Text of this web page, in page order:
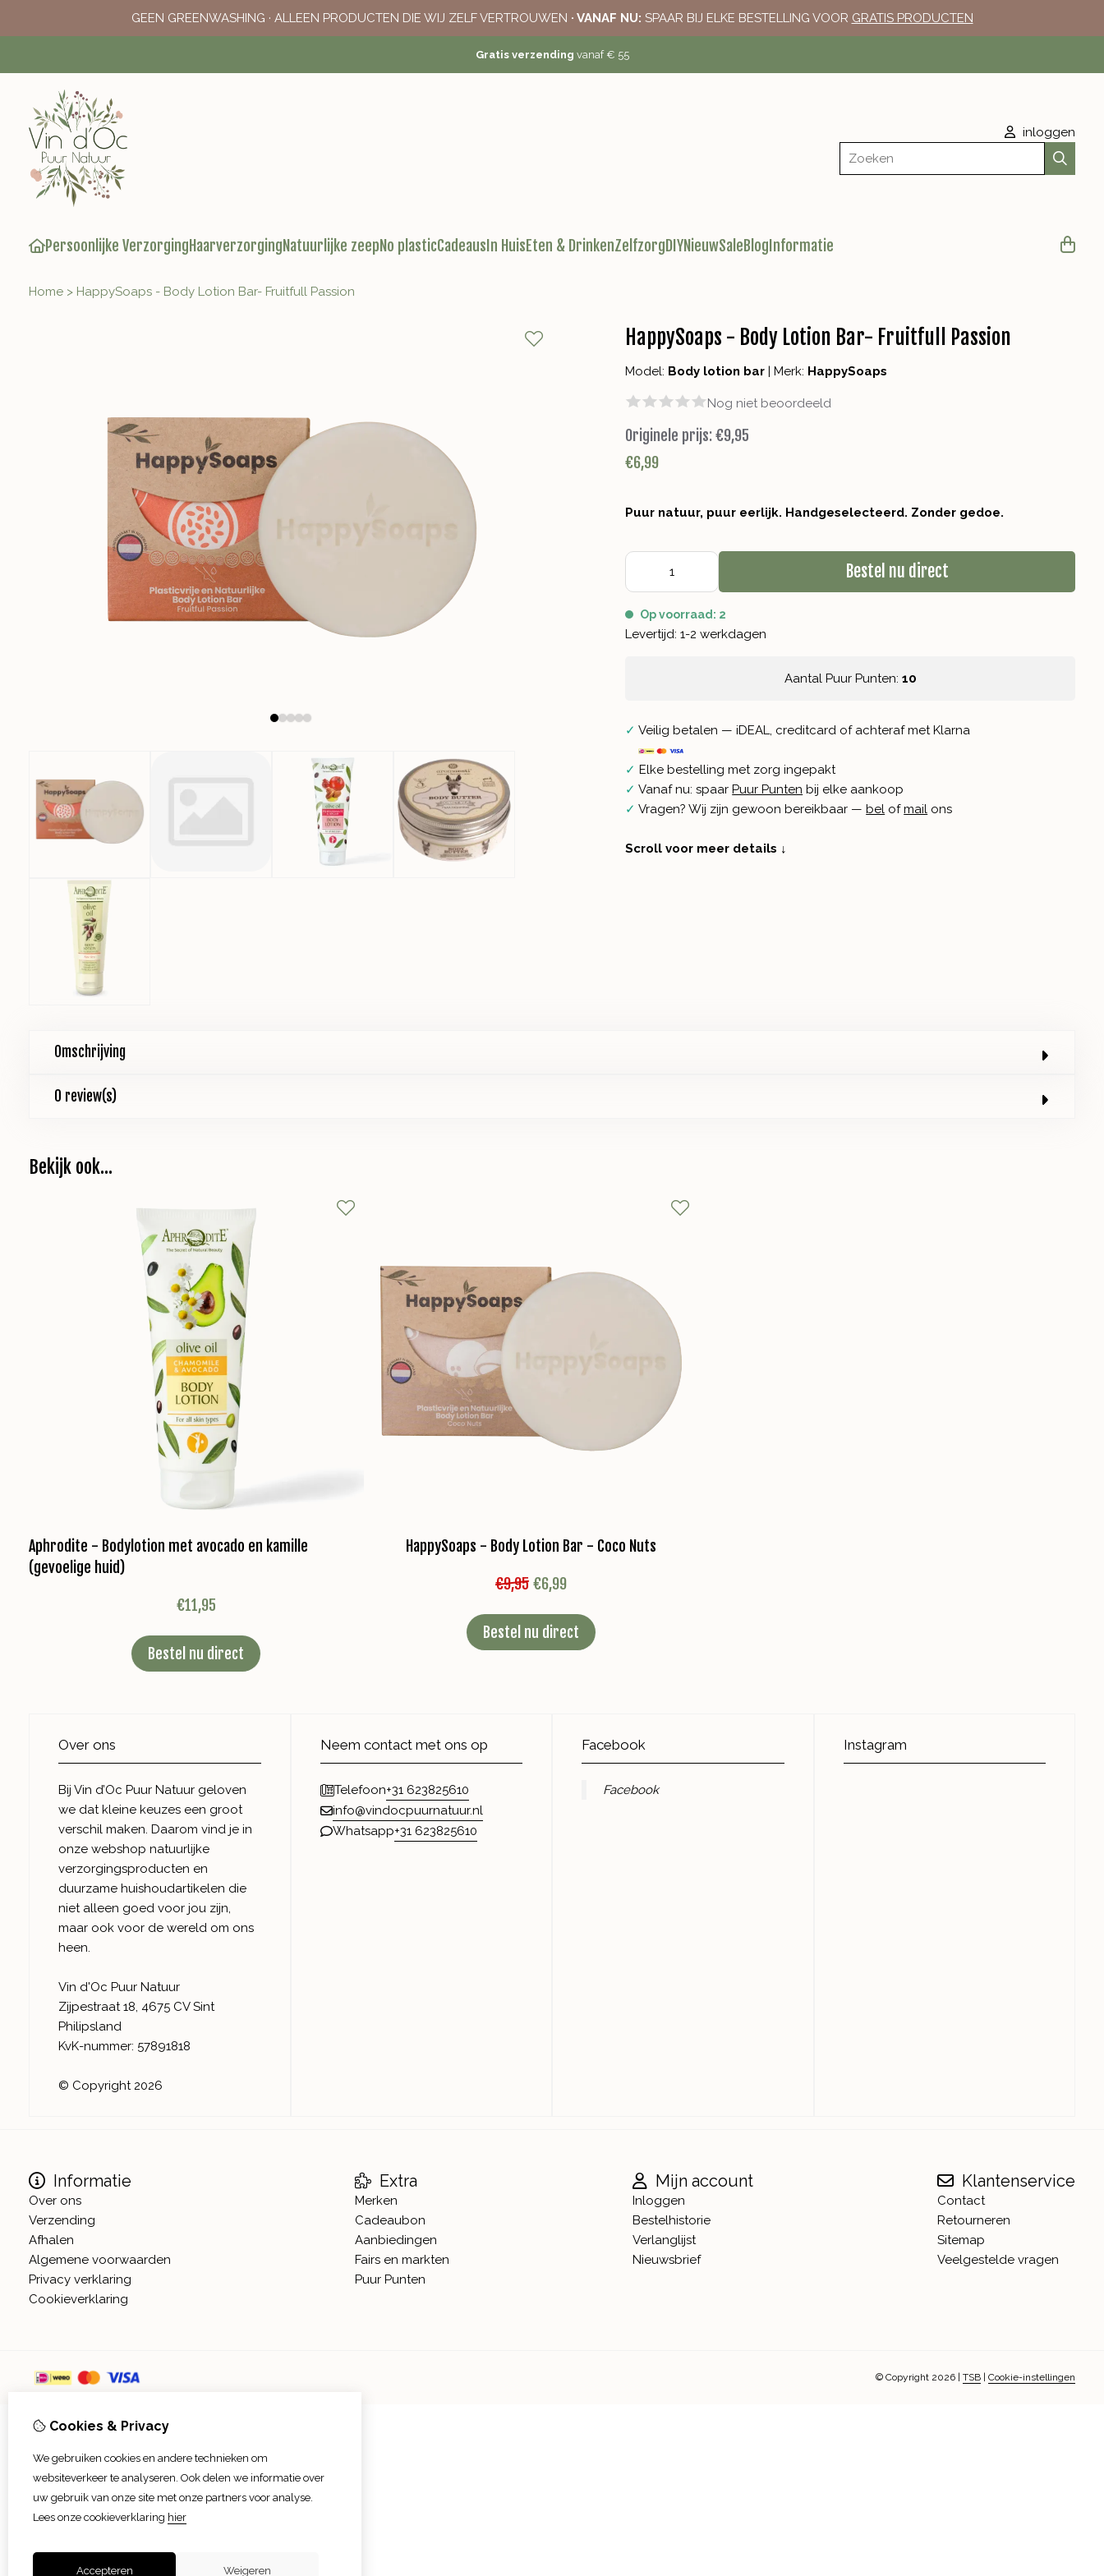
GEEN GREENWASHING · ALLEEN PRODUCTEN DIE WIJ ZELF VERTROUWEN · VANAF NU: SPAAR BIJ ELKE BESTELLING VOOR GRATIS PRODUCTEN
Gratis verzending vanaf € 55
inloggen
Zoeken
Persoonlijke VerzorgingHaarverzorgingNatuurlijke zeepNo plasticCadeaus In HuisEten & DrinkenZelfzorgDIYNieuwSaleBlog Informatie
Home > HappySoaps - Body Lotion Bar- Fruitfull Passion
HappySoaps - Body Lotion Bar- Fruitfull Passion
Model: Body lotion bar Merk: HappySoaps
Nog niet beoordeeld
Originele prijs:€9,95
€6,99
Puur natuur, puur eerlijk. Handgeselecteerd. Zonder gedoe.
Bestel nu direct
Op voorraad: 2
Levertijd: 1-2 werkdagen
Aantal Puur Punten: 10
✓ Veilig betalen — iDEAL, creditcard of achteraf met Klarna
✓ Elke bestelling met zorg ingepakt
✓ Vanaf nu: spaar Puur Punten bij elke aankoop
✓ Vragen? Wij zijn gewoon bereikbaar — bel ofmail ons
Scroll voor meer details ↓
Omschrijving
0 review(s)
Bekijk ook...
Aphrodite - Bodylotion met avocado en kamille
(gevoelige huid)
€11,95
Bestel nu direct
HappySoaps - Body Lotion Bar - Coco Nuts
€9,95 €6,99
Bestel nu direct
Over ons
Bij Vin d’Oc Puur Natuur geloven
we dat kleine keuzes een groot
verschil maken. Daarom vind je in
onze webshop natuurlijke
verzorgingsproducten en
duurzame huishoudartikelen die
niet alleen goed voor jou zijn,
maar ook voor de wereld om ons
heen.
Vin d'Oc Puur Natuur
Zijpestraat 18, 4675 CV Sint
Philipsland
KvK-nummer: 57891818
© Copyright 2026
Neem contact met ons op
Telefoon+31 623825610
info@vindocpuurnatuur.nl
Whatsapp+31 623825610
Facebook
Facebook
Instagram
Informatie
Over ons
Verzending
Afhalen
Algemene voorwaarden
Privacy verklaring
Cookieverklaring
Extra
Merken
Cadeaubon
Aanbiedingen
Fairs en markten
Puur Punten
Mijn account
Inloggen
Bestelhistorie
Verlanglijst
Nieuwsbrief
Klantenservice
Contact
Retourneren
Sitemap
Veelgestelde vragen
© Copyright 2026 TSB Cookie-instellingen
Cookies & Privacy
We gebruiken cookies en andere technieken om
websiteverkeer te analyseren. Ook delen we informatie over
uw gebruik van onze site met onze partners voor analyse.
Lees onze cookieverklaring hier
Accepteren Weigeren